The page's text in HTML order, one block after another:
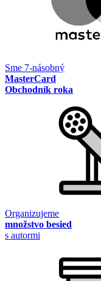
Sme 7-násobný
MasterCard
Obchodník roka
Organizujeme
množstvo besied
s autormi